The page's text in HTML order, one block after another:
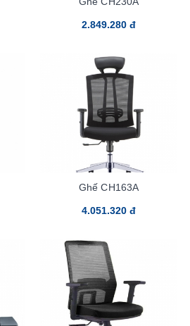
2.849.280 đ
Ghế CH163A
4.051.320 đ